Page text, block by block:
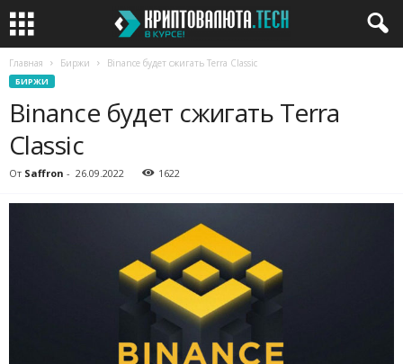
Главная Биржи Binance будет сжигать Terra Classic
БИРЖИ
Binance будет сжигать Terra
Classic
От Saffron - 26.09.2022 1622